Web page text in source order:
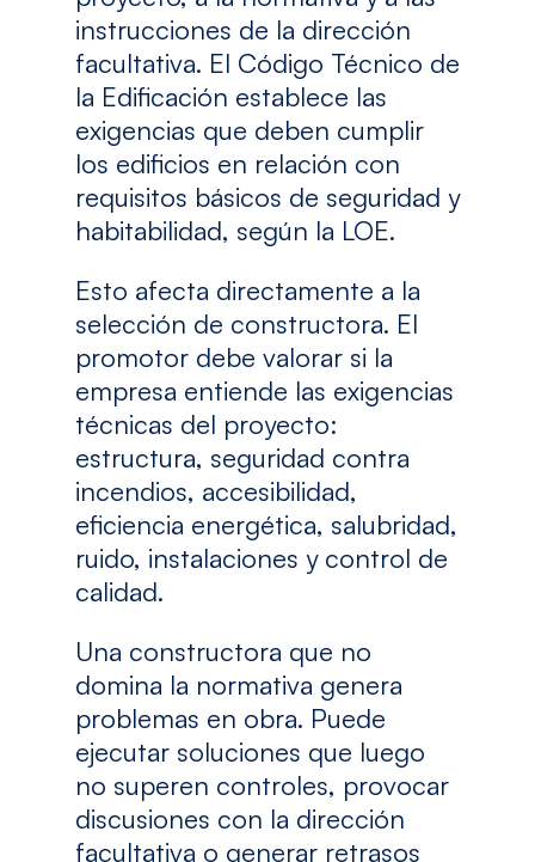
instrucciones de la dirección
facultativa. El Código Técnico de
la Edificación establece las
exigencias que deben cumplir
los edificios en relación con
requisitos básicos de seguridad y
habitabilidad, según la LOE.
Esto afecta directamente a la
selección de constructora. El
promotor debe valorar si la
empresa entiende las exigencias
técnicas del proyecto:
estructura, seguridad contra
incendios, accesibilidad,
eficiencia energética, salubridad,
ruido, instalaciones y control de
calidad.
Una constructora que no
domina la normativa genera
problemas en obra. Puede
ejecutar soluciones que luego
no superen controles, provocar
discusiones con la dirección
facultativa o generar retrasos